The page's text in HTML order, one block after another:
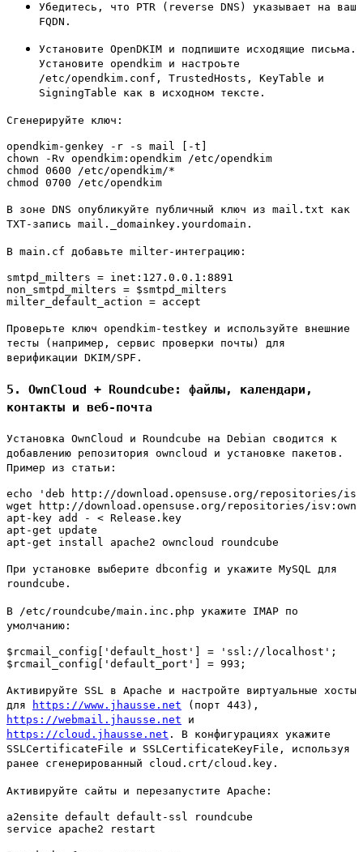
Убедитесь, что PTR (reverse DNS) указывает на ваш
FQDN.
Установите OpenDKIM и подпишите исходящие письма.
Установите opendkim и настроьте
/etc/opendkim.conf, TrustedHosts, KeyTable и
SigningTable как в исходном тексте.
Сгенерируйте ключ:
opendkim-genkey -r -s mail [-t]
chown -Rv opendkim:opendkim /etc/opendkim
chmod 0600 /etc/opendkim/*
chmod 0700 /etc/opendkim
В зоне DNS опубликуйте публичный ключ из mail.txt как
TXT-запись mail._domainkey.yourdomain.
В main.cf добавьте milter-интеграцию:
smtpd_milters = inet:127.0.0.1:8891
non_smtpd_milters = $smtpd_milters
milter_default_action = accept
Проверьте ключ opendkim-testkey и используйте внешние
тесты (например, сервис проверки почты) для
верификации DKIM/SPF.
5. OwnCloud + Roundcube: файлы, календари,
контакты и веб-почта
Установка OwnCloud и Roundcube на Debian сводится к
добавлению репозитория owncloud и установке пакетов.
Пример из статьи:
echo 'deb http://download.opensuse.org/repositories/
wget http://download.opensuse.org/repositories/
apt-key add - < Release.key
apt-get update
apt-get install apache2 owncloud roundcube
При установке выберите dbconfig и укажите MySQL для
roundcube.
В /etc/roundcube/main.inc.php укажите IMAP по
умолчанию:
$rcmail_config['default_host'] = 'ssl://localhost';
$rcmail_config['default_port'] = 993;
Активируйте SSL в Apache и настройте виртуальные хосты
для
https://www.jhausse.net (порт 443),
https://webmail.jhausse.net и
https://cloud.jhausse.net . В конфигурациях укажите
SSLCertificateFile и SSLCertificateKeyFile, используя
ранее сгенерированный cloud.crt/cloud.key.
Активируйте сайты и перезапустите Apache:
a2ensite default default-ssl roundcube
service apache2 restart